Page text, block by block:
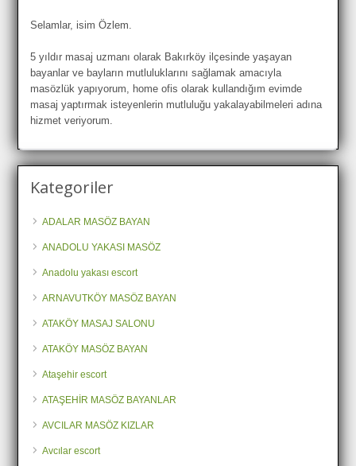
Selamlar, isim Özlem.
5 yıldır masaj uzmanı olarak Bakırköy ilçesinde yaşayan
bayanlar ve bayların mutluluklarını sağlamak amacıyla
masözlük yapıyorum, home ofis olarak kullandığım evimde
masaj yaptırmak isteyenlerin mutluluğu yakalayabilmeleri adına
hizmet veriyorum.
Kategoriler
ADALAR MASÖZ BAYAN
ANADOLU YAKASI MASÖZ
Anadolu yakası escort
ARNAVUTKÖY MASÖZ BAYAN
ATAKÖY MASAJ SALONU
ATAKÖY MASÖZ BAYAN
Ataşehir escort
ATAŞEHİR MASÖZ BAYANLAR
AVCILAR MASÖZ KIZLAR
Avcılar escort